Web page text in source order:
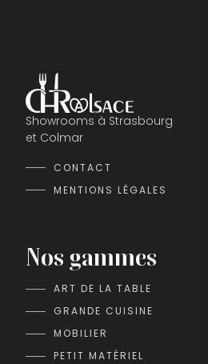
Showrooms à Strasbourg
et Colmar
CONTACT
MENTIONS LÉGALES
Nos gammes
ART DE LA TABLE
GRANDE CUISINE
MOBILIER
PETIT MATÉRIEL